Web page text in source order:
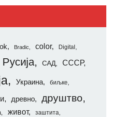
Bradic color Digital
Русија САД СССР
Украина биљке
древно друштво
живот заштита